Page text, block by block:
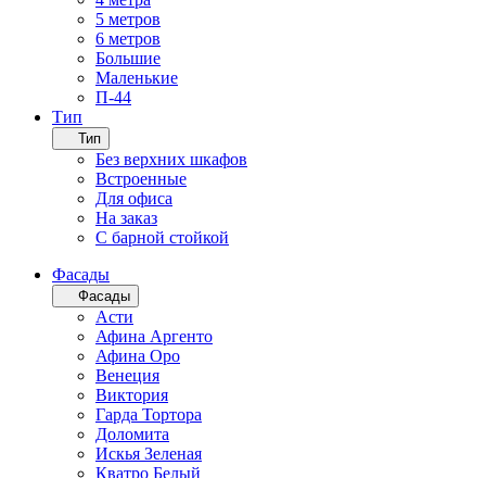
5 метров
6 метров
Большие
Маленькие
П-44
Тип
Тип
Без верхних шкафов
Встроенные
Для офиса
На заказ
С барной стойкой
Фасады
Фасады
Асти
Афина Аргенто
Афина Оро
Венеция
Виктория
Гарда Тортора
Доломита
Искья Зеленая
Кватро Белый